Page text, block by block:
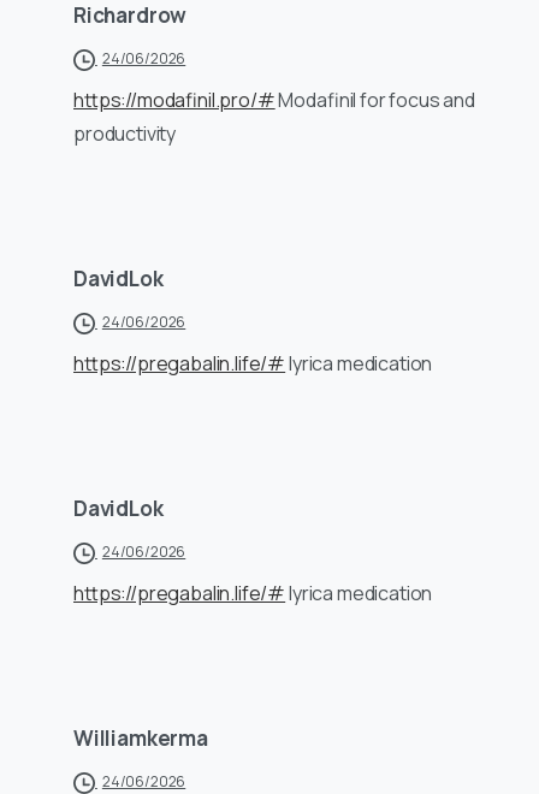
Richardrow
24/06/2026
https://modafinil.pro/#Modafinil for focus and
productivity
DavidLok
24/06/2026
https://pregabalin.life/#lyrica medication
DavidLok
24/06/2026
https://pregabalin.life/#lyrica medication
Williamkerma
24/06/2026